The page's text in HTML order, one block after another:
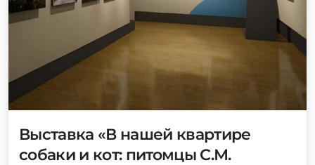
Выставка «В нашей квартире
собаки и кот: питомцы С.М.